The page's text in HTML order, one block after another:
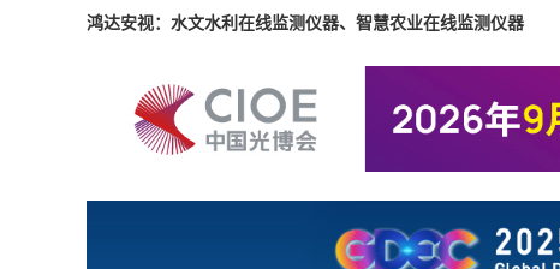
鸿达安视：水文水利在线监测仪器、智慧农业在线监测仪器